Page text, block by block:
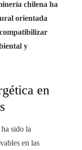
chilena ha
orientada
y
en
sido la
en las